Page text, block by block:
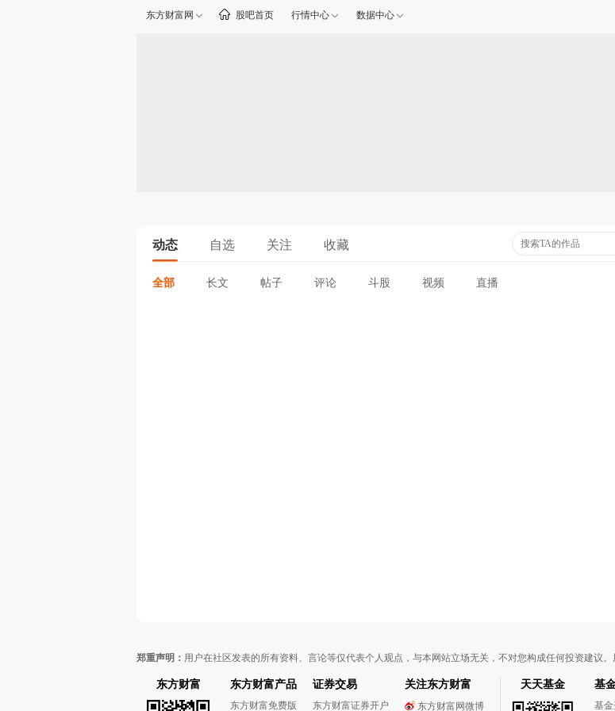
东方财富网 股吧首页 行情中心 数据中心
动态 自选 关注 收藏
全部 长文 帖子 评论 斗股 视频 直播
郑重声明： 用户在社区发表的所有资料、言论等仅代表个人观点，与本网站立场无关，不对您构成任何投资建议
东方财富 东方财富产品
东方财富免费版
证券交易
东方财富证券开户
关注东方财富
东方财富网微博
天天基金 基
基金